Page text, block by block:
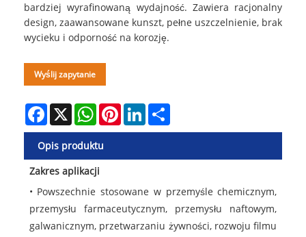
bardziej wyrafinowaną wydajność. Zawiera racjonalny
design, zaawansowane kunszt, pełne uszczelnienie, brak
wycieku i odporność na korozję.
Wyślij zapytanie
Facebook
X WhatsAppPinterestLinkedIn
Opis produktu
Zakres aplikacji
• Powszechnie stosowane w przemyśle chemicznym,
przemysłu farmaceutycznym, przemysłu naftowym,
galwanicznym, przetwarzaniu żywności, rozwoju filmu